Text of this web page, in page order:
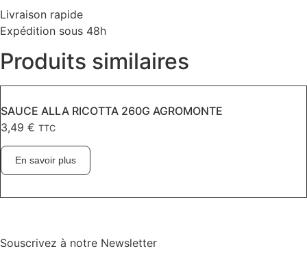
Livraison rapide
Expédition sous 48h
Produits similaires
SAUCE ALLA RICOTTA 260G AGROMONTE
3,49 € TTC
En savoir plus
Souscrivez à notre Newsletter